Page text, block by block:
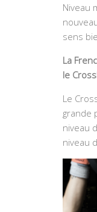
Niveau
sens
La
le
Le
grande
niveau
niveau